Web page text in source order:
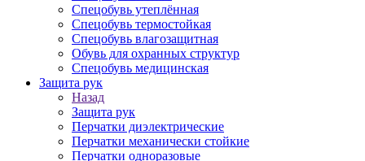
Спецобувь утеплённая
Спецобувь термостойкая
Спецобувь влагозащитная
Обувь для охранных структур
Спецобувь медицинская
Защита рук
Назад
Защита рук
Перчатки диэлектрические
Перчатки механически стойкие
Перчатки одноразовые